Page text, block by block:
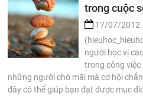
trong cuộc
17/07/2012
người học vị
trong công việc
những người chờ mãi mà cơ hội
đây có thể giúp bạn đạt được mục